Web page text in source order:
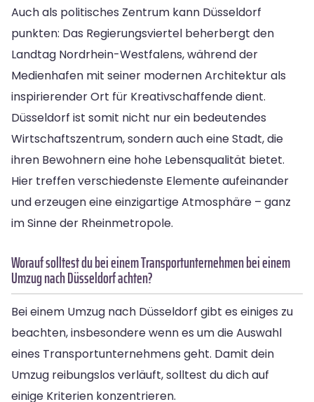
Auch als politisches Zentrum kann Düsseldorf
punkten: Das Regierungsviertel beherbergt den
Landtag Nordrhein-Westfalens, während der
Medienhafen mit seiner modernen Architektur als
inspirierender Ort für Kreativschaffende dient.
Düsseldorf ist somit nicht nur ein bedeutendes
Wirtschaftszentrum, sondern auch eine Stadt, die
ihren Bewohnern eine hohe Lebensqualität bietet.
Hier treffen verschiedenste Elemente aufeinander
und erzeugen eine einzigartige Atmosphäre – ganz
im Sinne der Rheinmetropole.
Worauf solltest du bei einem Transportunternehmen bei einem
Umzug nach Düsseldorf achten?
Bei einem Umzug nach Düsseldorf gibt es einiges zu
beachten, insbesondere wenn es um die Auswahl
eines Transportunternehmens geht. Damit dein
Umzug reibungslos verläuft, solltest du dich auf
einige Kriterien konzentrieren.